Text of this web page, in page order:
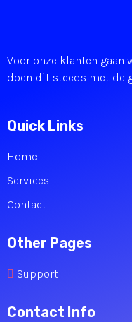
Voor onze klanten gaan
doen dit steeds met de
Quick Links
Home
Services
Contact
Other Pages
Support
Contact Info